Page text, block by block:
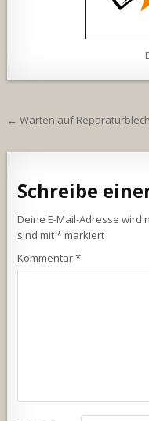
← Warten auf
Schreibe
Deine E-Mail-Adresse wird
sind mit*markiert
Kommentar*